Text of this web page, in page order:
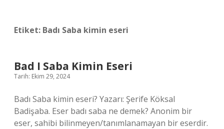
Etiket: Badı Saba kimin eseri
Bad I Saba Kimin Eseri
Tarih: Ekim 29, 2024
Badı Saba kimin eseri? Yazarı: Şerife Köksal
Badişaba. Eser badı saba ne demek? Anonim bir
eser, sahibi bilinmeyen/tanımlanamayan bir eserdir.